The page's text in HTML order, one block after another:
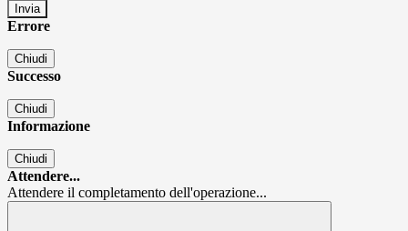
Errore
Chiudi
Successo
Chiudi
Informazione
Chiudi
Attendere...
Attendere il completamento dell'operazione...